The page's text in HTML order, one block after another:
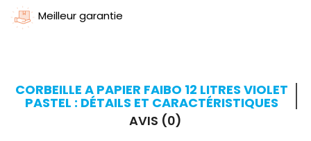
Meilleur garantie
CORBEILLE A PAPIER FAIBO 12 LITRES VIOLET
PASTEL : DÉTAILS ET CARACTÉRISTIQUES
AVIS (0)